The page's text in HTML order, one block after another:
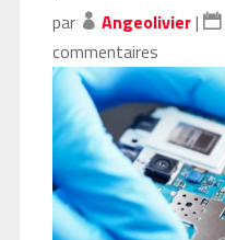
par Angeolivier|
commentaires